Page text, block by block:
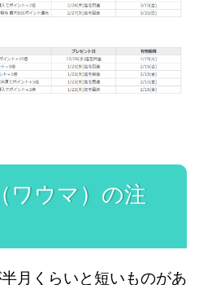
ワウマ）の注
月くらいと短いものがあ